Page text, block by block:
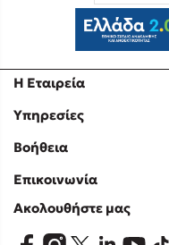
Η Εταιρεία
Υπηρεσίες
Βοήθεια
Επικοινωνία
Ακολουθήστε μας